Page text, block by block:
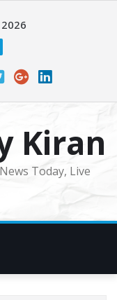
Kiran
Today, Live